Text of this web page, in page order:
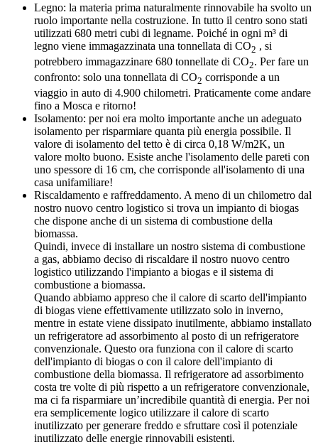
Legno: la materia prima naturalmente rinnovabile ha svolto un
ruolo importante nella costruzione. In tutto il centro sono stati
utilizzati 680 metri cubi di legname. Poiché in ogni m³ di
legno viene immagazzinata una tonnellata di CO2 , si
potrebbero immagazzinare 680 tonnellate di CO2. Per fare un
confronto: solo una tonnellata di CO2 corrisponde a un
viaggio in auto di 4.900 chilometri. Praticamente come andare
fino a Mosca e ritorno!
Isolamento: per noi era molto importante anche un adeguato
isolamento per risparmiare quanta più energia possibile. Il
valore di isolamento del tetto è di circa 0,18 W/m2K, un
valore molto buono. Esiste anche l'isolamento delle pareti con
uno spessore di 16 cm, che corrisponde all'isolamento di una
casa unifamiliare!
Riscaldamento e raffreddamento. A meno di un chilometro dal
nostro nuovo centro logistico si trova un impianto di biogas
che dispone anche di un sistema di combustione della
biomassa.
Quindi, invece di installare un nostro sistema di combustione
a gas, abbiamo deciso di riscaldare il nostro nuovo centro
logistico utilizzando l'impianto a biogas e il sistema di
combustione a biomassa.
Quando abbiamo appreso che il calore di scarto dell'impianto
di biogas viene effettivamente utilizzato solo in inverno,
mentre in estate viene dissipato inutilmente, abbiamo installato
un refrigeratore ad assorbimento al posto di un refrigeratore
convenzionale. Questo ora funziona con il calore di scarto
dell'impianto di biogas o con il calore dell'impianto di
combustione della biomassa. Il refrigeratore ad assorbimento
costa tre volte di più rispetto a un refrigeratore convenzionale,
ma ci fa risparmiare un’incredibile quantità di energia. Per noi
era semplicemente logico utilizzare il calore di scarto
inutilizzato per generare freddo e sfruttare così il potenziale
inutilizzato delle energie rinnovabili esistenti.